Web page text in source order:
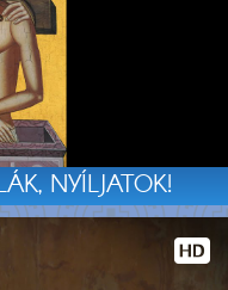
NYÍLJATOK!